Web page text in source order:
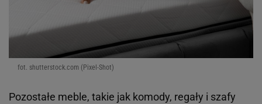
fot. shutterstock.com (Pixel-Shot)
Pozostałe meble, takie jak komody, regały i szafy